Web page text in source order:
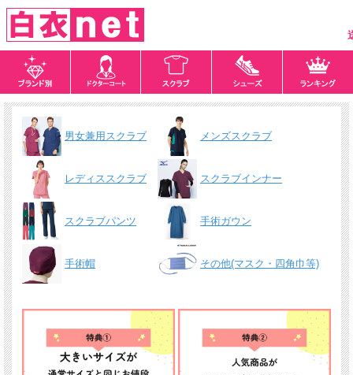
男女兼用スクラブ メンズスクラブ
レディススクラブ スクラブインナー
スクラブパンツ 手術ガウン
手術帽 その他(マスク・四角巾等)